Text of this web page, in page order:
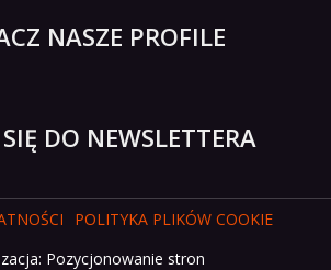
NASZE PROFILE
DO NEWSLETTERA
POLITYKA PLIKÓW COOKIE
Pozycjonowanie stron